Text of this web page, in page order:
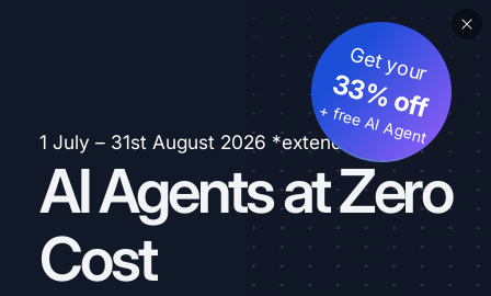
1 July – 31st August 2026 *extended
AI Agents at Zero
Cost
Get your
33% off
+ free AI Agent